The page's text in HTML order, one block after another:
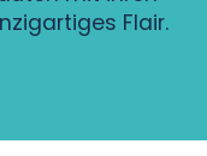
Flair.